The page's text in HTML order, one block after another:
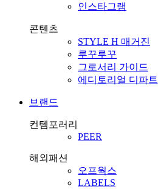
인스타그램
콘텐츠
STYLE H 매거진
루꾸루꾸
그로서리 가이드
에디토리얼 디파
브랜드
컨템포러리
PEER
해외패션
오프웍스
LABELS